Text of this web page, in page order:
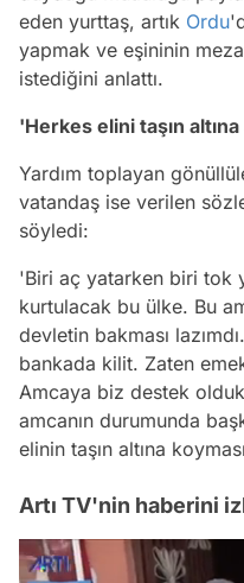
eden yurttaş, artık Ordu
yapmak ve eşininin
istediğini anlattı.
'Herkes elini taşın altına
Yardım toplayan
vatandaş ise verilen
söyledi:
'Biri aç yatarken biri tok
kurtulacak bu ülke. Bu
devletin bakması
bankada kilit. Zaten
Amcaya biz destek
amcanın durumunda
elinin taşın altına
Artı TV'nin haberini